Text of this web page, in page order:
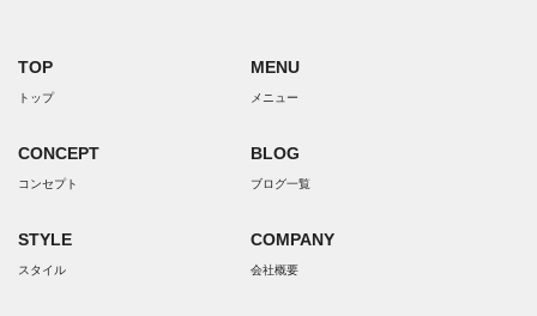
TOP
トップ
CONCEPT
コンセプト
STYLE
スタイル
MENU
メニュー
BLOG
ブログ一覧
COMPANY
会社概要